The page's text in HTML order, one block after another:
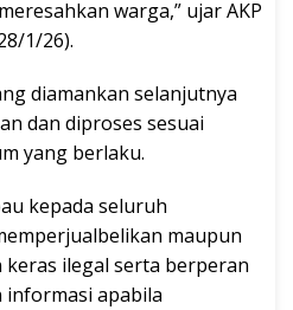
warga,” ujar AKP
1/26).
diamankan selanjutnya
dan diproses sesuai
yang berlaku.
kepada seluruh
maupun
ilegal serta berperan
apabila